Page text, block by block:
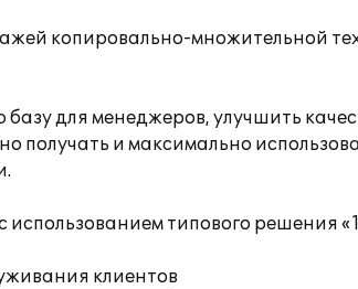
копировально-множительной
для менеджеров, улучшить
получать и максимально
использованием типового решения
клиентов